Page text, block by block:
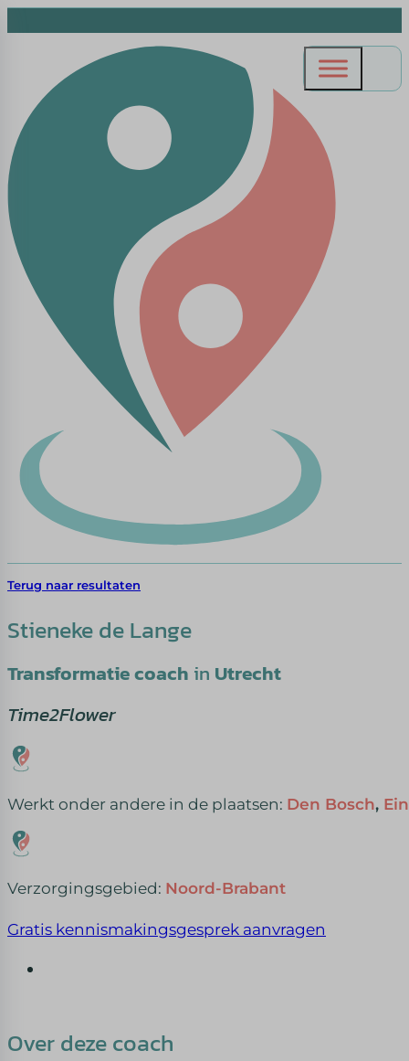
Terug naar resultaten
Stieneke de Lange
Transformatie coach in Utrecht
Time2Flower
Werkt onder andere in de plaatsen: Den Bosch,
Verzorgingsgebied: Noord-Brabant
Gratis kennismakingsgesprek aanvragen
Over deze coach